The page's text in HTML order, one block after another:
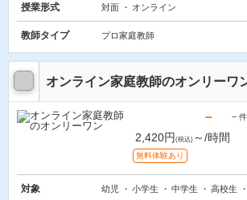
授業形式 対面 オンライン
教師タイプ プロ家庭教師
オンライン家庭教師のオンリーワ
－ － 件
2,420円 (税込) ～/時間
無料体験あり
対象 幼児 小学生 中学生 高校生